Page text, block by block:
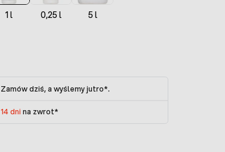
1 l 0,25 l 5 l
Zamów dziś, a wyślemy jutro*.
14 dni na zwrot*